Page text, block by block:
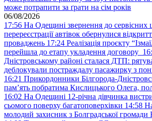
може потрапити за ґрати на сім років
06/08/2026
17:56 На Одещині звернення до
перереєстрації автівок обернулися
проваджень 17:24 Реалізація проєкту
перейшла до етапу укладення договору
Дністровському районі сталася ДТП:
деблокували постраждалу пасажирку з
16:21 Прикордонники Білгорода-
пам’ять побратима Кислицького Олега,
16:02 На Одещині 12-річна дівчинка
сьомого поверху багатоповерхівки 14:58
молодий захисник з Болградської